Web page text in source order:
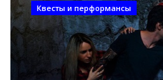
Квесты и перформансы